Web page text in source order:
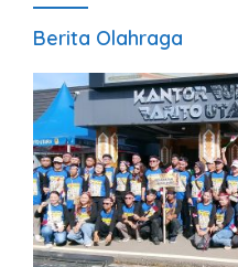
Berita Olahraga